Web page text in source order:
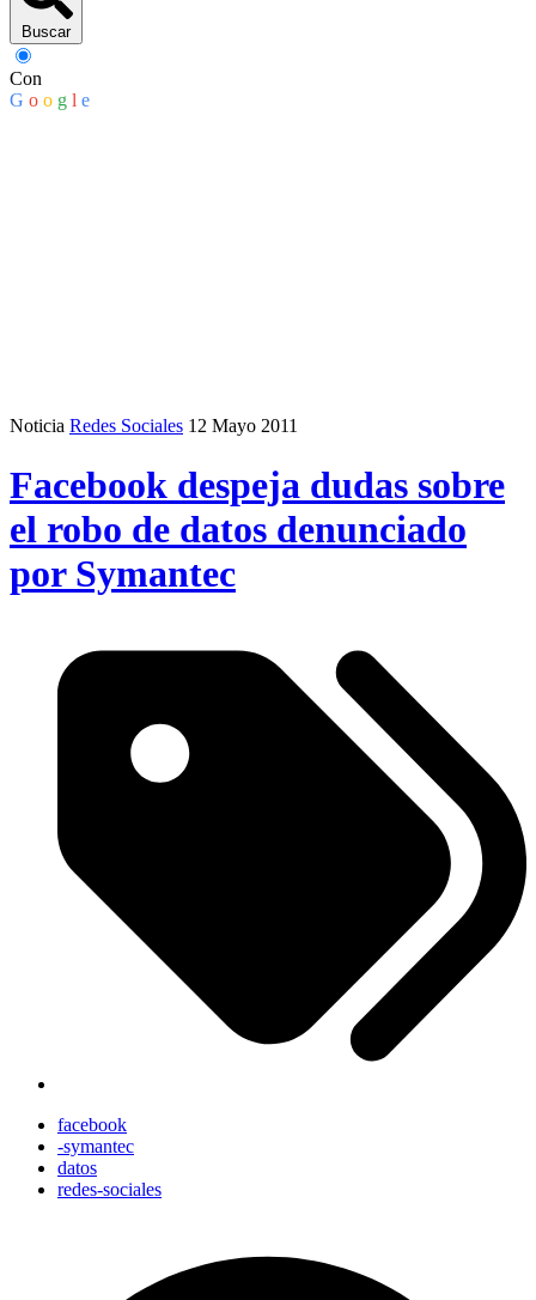
Buscar
Con
G o o g l e
Noticia Redes Sociales 12 Mayo 2011
Facebook despeja dudas sobre
el robo de datos denunciado
por Symantec
facebook
-symantec
datos
redes-sociales